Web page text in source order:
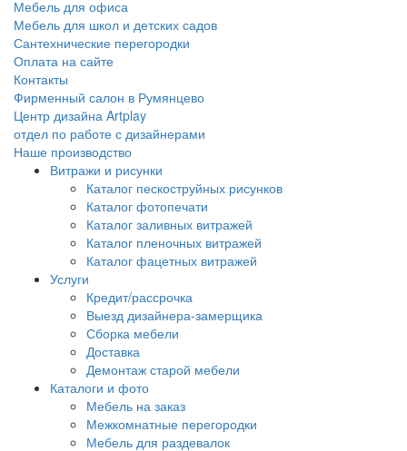
Мебель для офиса
Мебель для школ и детских садов
Сантехнические перегородки
Оплата на сайте
Контакты
Фирменный салон в Румянцево
Центр дизайна Artplay
отдел по работе с дизайнерами
Наше производство
Витражи и рисунки
Каталог пескоструйных рисунков
Каталог фотопечати
Каталог заливных витражей
Каталог пленочных витражей
Каталог фацетных витражей
Услуги
Кредит/рассрочка
Выезд дизайнера-замерщика
Сборка мебели
Доставка
Демонтаж старой мебели
Каталоги и фото
Мебель на заказ
Межкомнатные перегородки
Мебель для раздевалок